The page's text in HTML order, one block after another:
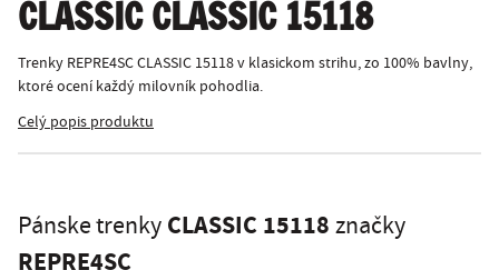
CLASSIC CLASSIC 15118
Trenky REPRE4SC CLASSIC 15118 v klasickom strihu, zo 100% bavlny,
ktoré ocení každý milovník pohodlia.
Celý popis produktu
Pánske trenky CLASSIC 15118 značky
REPRE4SC